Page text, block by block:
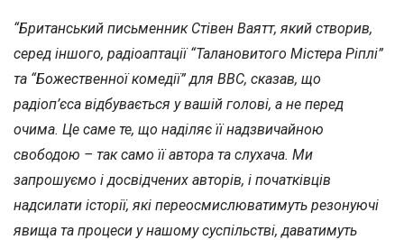
“Британський письменник Стівен Ваятт, який створив,
серед іншого, радіоаптації “Талановитого Містера Ріплі”
та “Божественної комедії” для BBC, сказав, що
радіоп’єса відбувається у вашій голові, а не перед
очима. Це саме те, що наділяє її надзвичайною
свободою – так само її автора та слухача. Ми
запрошуємо і досвідчених авторів, і початківців
надсилати історії, які переосмислюватимуть резонуючі
явища та процеси у нашому суспільстві, даватимуть